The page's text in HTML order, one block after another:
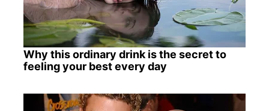
Why this ordinary drink is the secret to
feeling your best every day